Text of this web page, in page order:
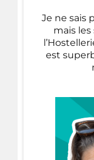
Je ne sais
mais
est